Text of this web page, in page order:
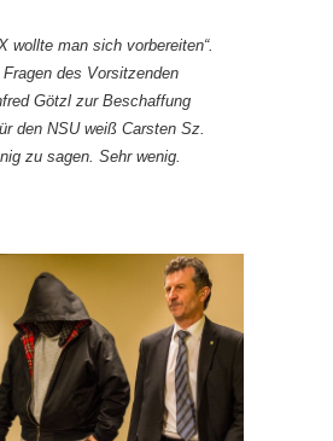
wollte man sich vorbereiten“.
des Vorsitzenden
Götzl zur Beschaffung
den NSU weiß Carsten Sz.
zu sagen. Sehr wenig.